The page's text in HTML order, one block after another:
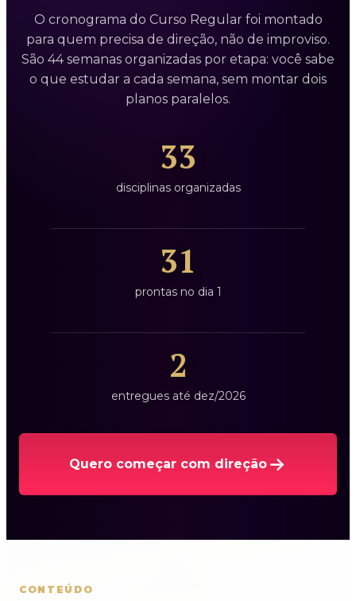
O cronograma do Curso Regular foi montado
para quem precisa de direção, não de improviso.
São 44 semanas organizadas por etapa: você sabe
o que estudar a cada semana, sem montar dois
planos paralelos.
33
disciplinas organizadas
31
prontas no dia 1
2
entregues até dez/2026
Quero começar com direção
CONTEÚDO